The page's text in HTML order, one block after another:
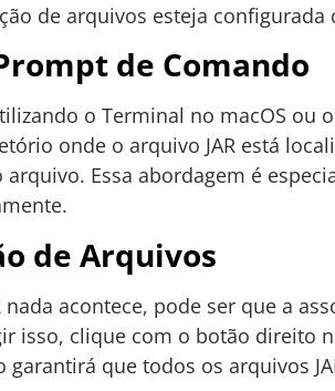
de arquivos esteja configurada
de Comando
o Terminal no macOS ou
onde o arquivo JAR está
arquivo. Essa abordagem é
de Arquivos
nada acontece, pode ser que a
isso, clique com o botão direito
garantirá que todos os arquivos